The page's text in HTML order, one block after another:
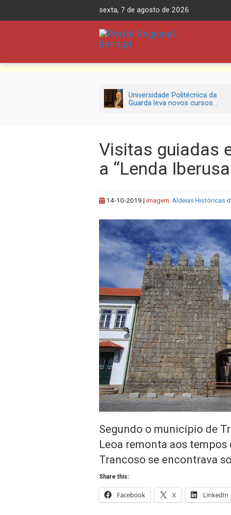
sexta, 7 de agosto de 2026
Universidade Politécnica da
Guarda leva novos cursos...
Visitas guiadas
a “Lenda
14-10-2019 | imagem: Aldeias Históricas
Segundo o município de
Leoa remonta aos
Trancoso se encontrava
Share this:
Facebook X LinkedIn